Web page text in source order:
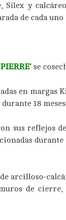
Sílex y
de cada uno
se
en margas
18
sus reflejos
arcilloso-
de